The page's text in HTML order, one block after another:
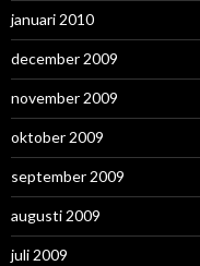
januari 2010
december 2009
november 2009
oktober 2009
september 2009
augusti 2009
juli 2009